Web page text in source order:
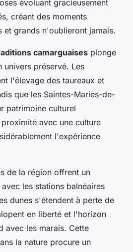
évoluant gracieusement
créant des moments
et grands n'oublieront jamais.
camarguaises plonge
univers préservé. Les
l'élevage des taureaux et
que les Saintes-Maries-de-
patrimoine culturel
avec une culture
l'expérience
de la région offrent un
les stations balnéaires
dunes s'étendent à perte de
en liberté et l'horizon
avec les marais. Cette
la nature procure un